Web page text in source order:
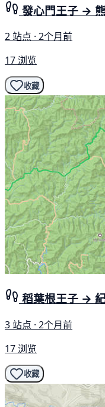
發心門王子 →
2 站点 · 2个月前
17 浏览
收藏
稻葉根王子 →
3 站点 · 2个月前
17 浏览
收藏